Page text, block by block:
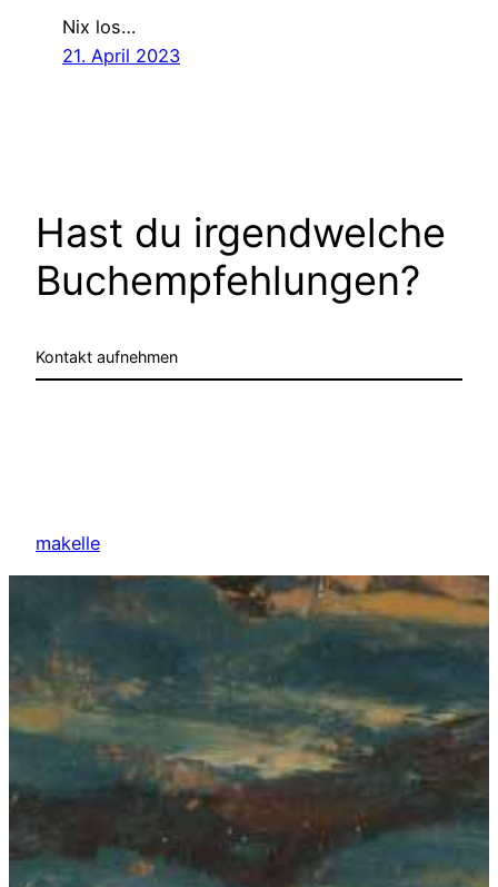
Nix los…
21. April 2023
Hast du irgendwelche
Buchempfehlungen?
Kontakt aufnehmen
makelle